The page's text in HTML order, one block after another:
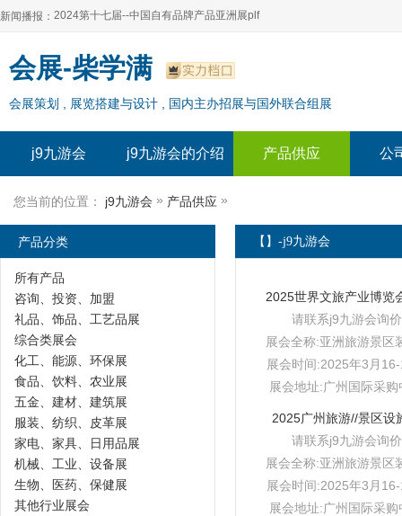
新闻播报：
2024上海自有品牌展--百货展|食品展 零售展|oem展
2024全球自有--品牌产品亚洲展（plf）
2024上海自有品牌展--2024上海oem 贴牌代加工展
2024第十七届--中国自有品牌产品亚洲展plf
2024全球自有--品牌产品亚洲展（plf）
2024年上海--第17届自有品牌展
会展-柴学满
会展策划 , 展览搭建与设计 , 国内主办招展与国外联合组展
j9九游会 j9九游会的介绍 产品供应 公
您当前的位置： j9九游会 » 产品供应 »
【】-j9九游会
请联系j9九游会询价
展会全称:亚洲旅游景区
展会时间:2025年3月
展会地址:广州国际采购
2025广州旅游//景区设
请联系j9九游会询价
展会全称:亚洲旅游景区
展会时间:2025年3月
展会地址:广州国际采购
产品分类
所有产品
咨询、投资、加盟
礼品、饰品、工艺品展
综合类展会
化工、能源、环保展
食品、饮料、农业展
五金、建材、建筑展
服装、纺织、皮革展
家电、家具、日用品展
机械、工业、设备展
生物、医药、保健展
其他行业展会